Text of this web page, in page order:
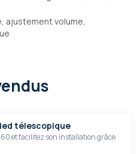
ajustement volume,
télescopique
et facilitez son installation grâce